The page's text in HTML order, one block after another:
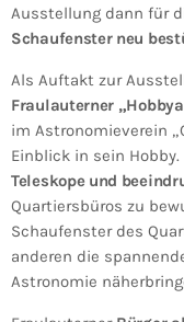
Ausstellung dann für
Schaufenster neu
Als Auftakt zur
Fraulauterner
im Astronomieverein
Einblick in sein
Teleskope und
Quartiersbüros zu
Schaufenster des
anderen die
Astronomie